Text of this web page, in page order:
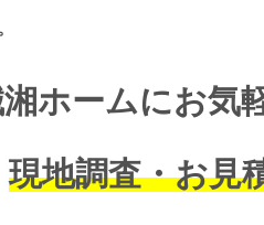
ホームにお気
現地調査・お見